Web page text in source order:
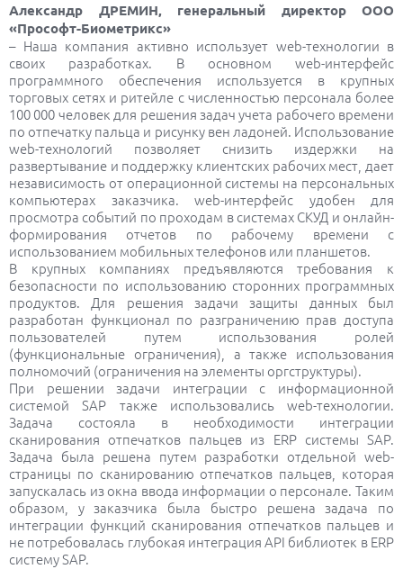
Александр ДРЕМИН, генеральный директор ООО
«Прософт-Биометрикс»
– Наша компания активно использует web-технологии в
своих разработках. В основном web-интерфейс
программного обеспечения используется в крупных
торговых сетях и ритейле с численностью персонала более
100 000 человек для решения задач учета рабочего времени
по отпечатку пальца и рисунку вен ладоней. Использование
web-технологий позволяет снизить издержки на
развертывание и поддержку клиентских рабочих мест, дает
независимость от операционной системы на персональных
компьютерах заказчика. web-интерфейс удобен для
просмотра событий по проходам в системах СКУД и онлайн-
формирования отчетов по рабочему времени c
использованием мобильных телефонов или планшетов.
В крупных компаниях предъявляются требования к
безопасности по использованию сторонних программных
продуктов. Для решения задачи защиты данных был
разработан функционал по разграничению прав доступа
пользователей путем использования ролей
(функциональные ограничения), а также использования
полномочий (ограничения на элементы оргструктуры).
При решении задачи интеграции с информационной
системой SAP также использовались web-технологии.
Задача состояла в необходимости интеграции
сканирования отпечатков пальцев из ERP системы SAP.
Задача была решена путем разработки отдельной web-
страницы по сканированию отпечатков пальцев, которая
запускалась из окна ввода информации о персонале. Таким
образом, у заказчика была быстро решена задача по
интеграции функций сканирования отпечатков пальцев и
не потребовалась глубокая интеграция API библиотек в ERP
систему SAP.